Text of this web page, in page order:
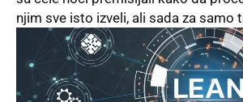
njim sve isto izveli, ali sada za samo